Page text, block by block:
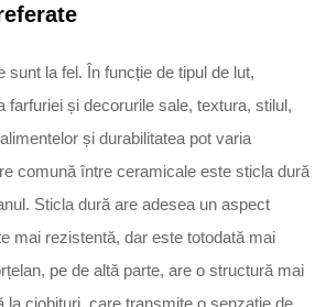
sunt la fel. În funcție de tipul de lut,
farfuriei și decorurile sale, textura, stilul,
și durabilitatea pot varia
comună între ceramicale este sticla dură
Sticla dură are adesea un aspect
mai rezistentă, dar este totodată mai
pe de altă parte, are o structură mai
la ciobituri, care transmite o senzație de